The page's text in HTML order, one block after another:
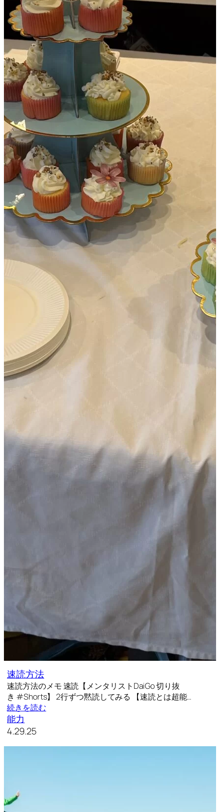
速読方法
速読方法のメモ 速読【メンタリストDaiGo 切り抜
き #Shorts】 2行ずつ黙読してみる 【速読とは超能…
続きを読む
能力
4.29.25